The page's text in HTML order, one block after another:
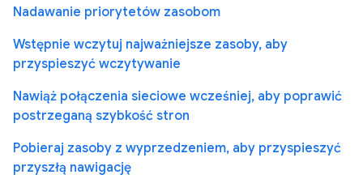
Nadawanie priorytetów zasobom
Wstępnie wczytuj najważniejsze zasoby, aby
przyspieszyć wczytywanie
Nawiąż połączenia sieciowe wcześniej, aby poprawić
postrzeganą szybkość stron
Pobieraj zasoby z wyprzedzeniem, aby przyspieszyć
przyszłą nawigację